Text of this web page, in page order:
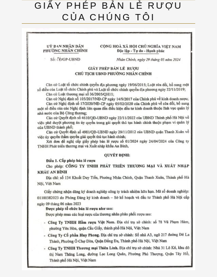
GIẤY PHÉP BẢN LẺ RƯỢU
CỦA CHÚNG TÔI